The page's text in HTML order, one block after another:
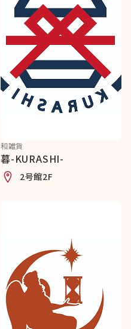
和雑貨
暮-KURASHI-
2号館2F